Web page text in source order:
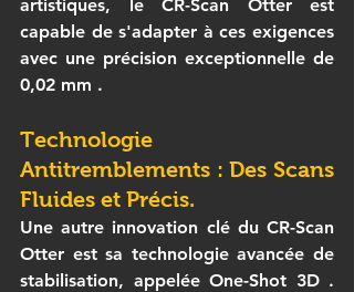
artistiques, le CR-Scan Otter est
capable de s'adapter à ces exigences
avec une précision exceptionnelle de
0,02 mm .
Technologie
Antitremblements : Des Scans
Fluides et Précis.
Une autre innovation clé du CR-Scan
Otter est sa technologie avancée de
stabilisation, appelée One-Shot 3D .